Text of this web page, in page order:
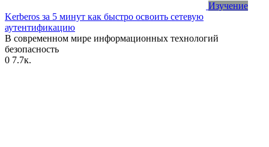
Изучение
Kerberos за 5 минут как быстро освоить сетевую
аутентификацию
В современном мире информационных технологий
безопасность
0 7.7к.